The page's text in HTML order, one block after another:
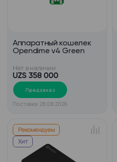
Аппаратный кошелек
Opendime v4 Green
Нет в наличии
UZS 358 000
Предзаказ
Поставка: 28.08.2026
Рекомендуем
Хит